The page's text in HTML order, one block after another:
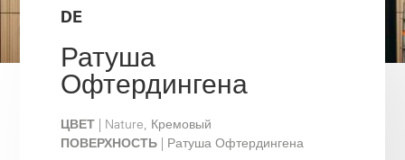
DE
Ратуша
Офтердингена
ЦВЕТ | Nature, Кремовый
ПОВЕРХНОСТЬ | Ратуша Офтердингена